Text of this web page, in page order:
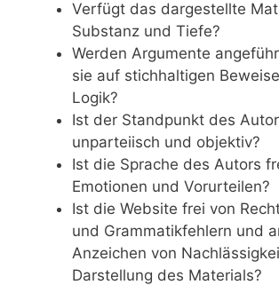
Verfügt das dargestellte
Substanz und Tiefe?
Werden Argumente
sie auf stichhaltigen
Logik?
Ist der Standpunkt des
unparteiisch und objektiv?
Ist die Sprache des Autors
Emotionen und Vorurteilen?
Ist die Website frei von
und Grammatikfehlern und
Anzeichen von
Darstellung des Materials?